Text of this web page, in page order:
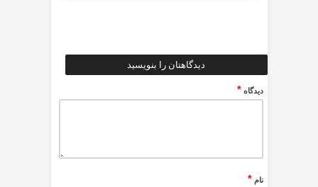
دیدگاهتان را بنویسید
دیدگاه*
نام*